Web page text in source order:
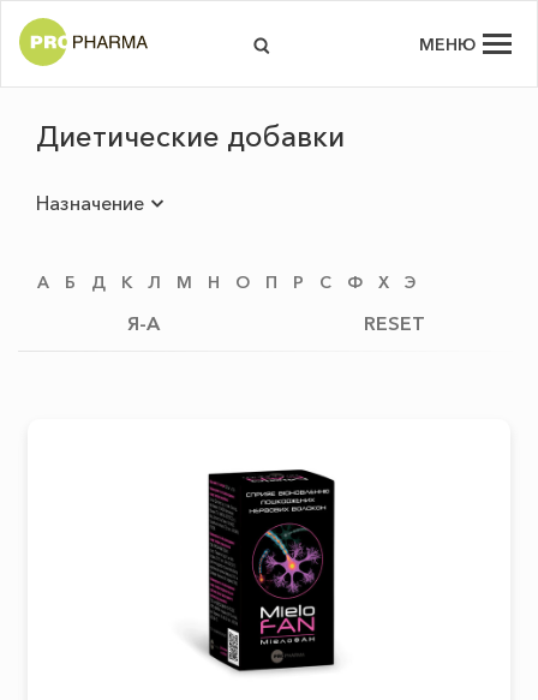
МЕНЮ
Диетические добавки
Назначение
А Б Д К Л М Н О П Р С Ф Х Э
Я-А RESET